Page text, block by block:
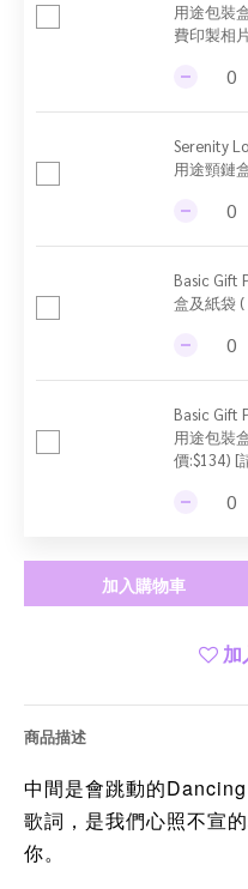
用途包裝
費印製相
Serenity
用途頸鏈
Basic Gift
盒及紙袋 (
Basic Gift
用途包裝
價:$134) [
加入購物車
加
商品描述
中間是會跳動的
歌詞，是我們心照不宣
你。